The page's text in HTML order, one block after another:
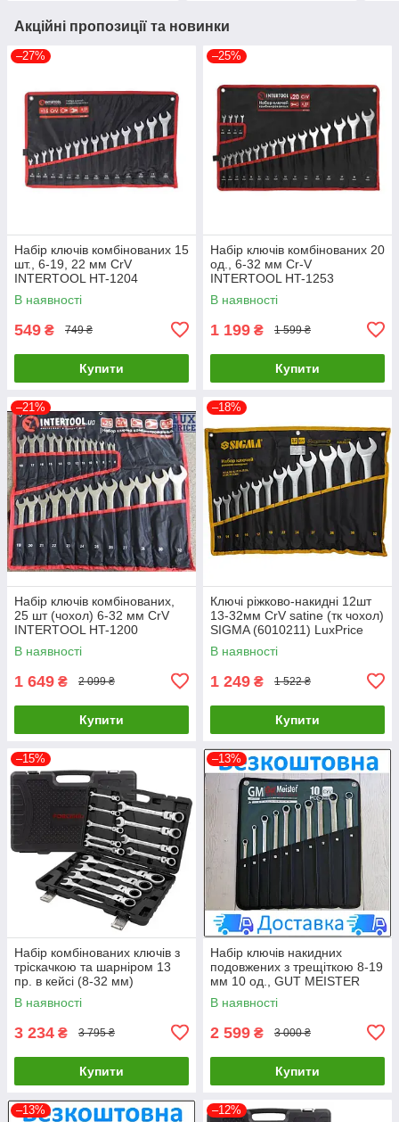
Акційні пропозиції та новинки
–27%
Набір ключів комбінованих 15
шт., 6-19, 22 мм CrV
INTERTOOL HT-1204
LuxPrice
В наявності
549 ₴ 749 ₴
Купити
–25%
Набір ключів комбінованих 20
од., 6-32 мм Cr-V
INTERTOOL HT-1253
LuxPrice
В наявності
1 199 ₴ 1 599 ₴
Купити
–21%
Набір ключів комбінованих,
25 шт (чохол) 6-32 мм CrV
INTERTOOL HT-1200
LuxPrice
В наявності
1 649 ₴ 2 099 ₴
Купити
–18%
Ключі ріжково-накидні 12шт
13-32мм CrV satine (тк чохол)
SIGMA (6010211) LuxPrice
В наявності
1 249 ₴ 1 522 ₴
Купити
–15%
Набір комбінованих ключів з
тріскачкою та шарніром 13
пр. в кейсі (8-32 мм)
FORCEKRAFT FK-10340
В наявності
3 234 ₴ 3 795 ₴
Купити
–13%
Набір ключів накидних
подовжених з трещіткою 8-19
мм 10 од., GUT MEISTER
GM-02010 + БЕЗКОШТОВНА
ДОСТАВКА LuxPrice
В наявності
2 599 ₴ 3 000 ₴
Купити
–13% –12%